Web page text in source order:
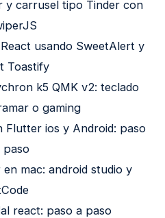
y carrusel tipo Tinder con
usando SweetAlert y
Toastify
k5 QMK v2: teclado
o gaming
Flutter ios y Android: paso
paso
mac: android studio y
react: paso a paso